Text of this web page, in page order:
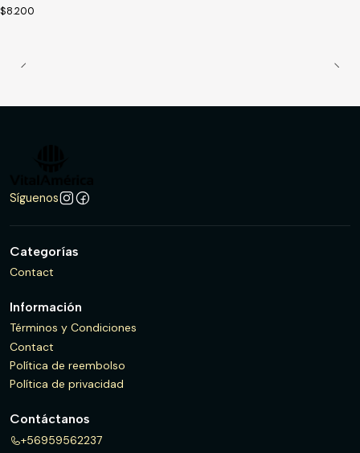
$8.200
Síguenos
Categorías
Contact
Información
Términos y Condiciones
Contact
Política de reembolso
Política de privacidad
Contáctanos
+56959562237